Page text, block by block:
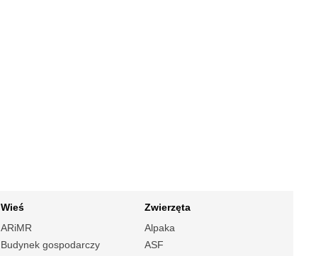
Wieś
ARiMR
Budynek gospodarczy
Zwierzęta
Alpaka
ASF